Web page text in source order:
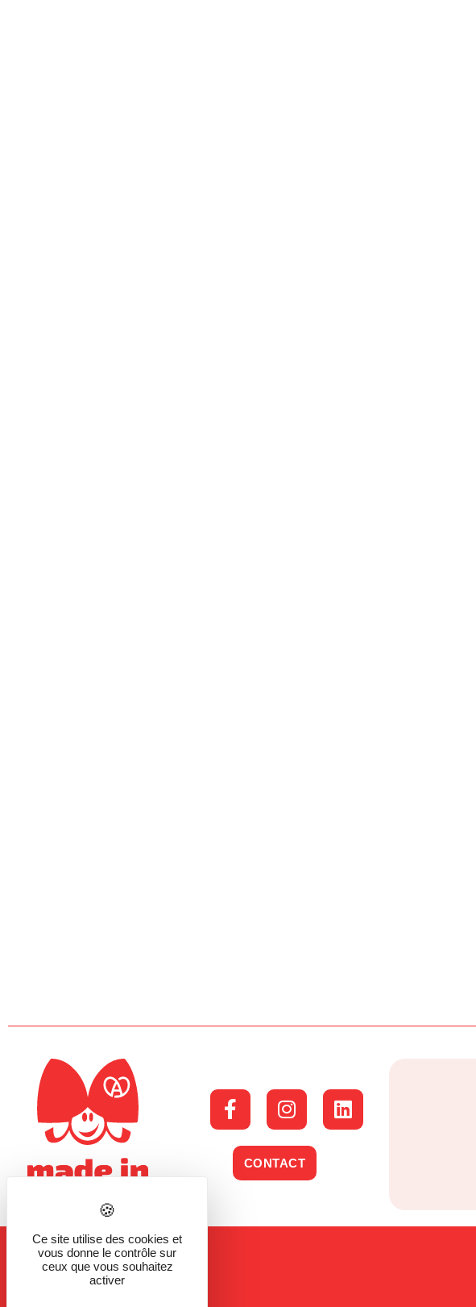
CONTACT
Ce site utilise des cookies et
vous donne le contrôle sur
ceux que vous souhaitez
activer